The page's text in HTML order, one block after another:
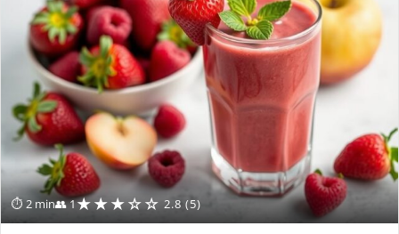
⏱ 2 min👥 1★★★☆☆ 2.8 (5)